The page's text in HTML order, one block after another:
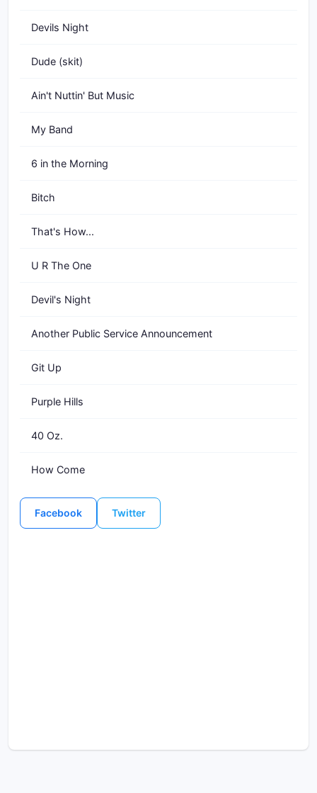
Devils Night
Dude (skit)
Ain't Nuttin' But Music
My Band
6 in the Morning
Bitch
That's How...
U R The One
Devil's Night
Another Public Service Announcement
Git Up
Purple Hills
40 Oz.
How Come
Facebook Twitter